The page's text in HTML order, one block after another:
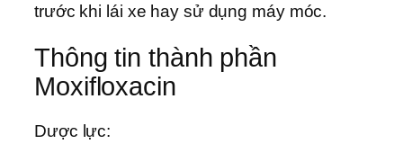
trước khi lái xe hay sử dụng máy móc.
Thông tin thành phần
Moxifloxacin
Dược lực: